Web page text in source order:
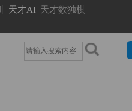
天才AI 天才数独棋